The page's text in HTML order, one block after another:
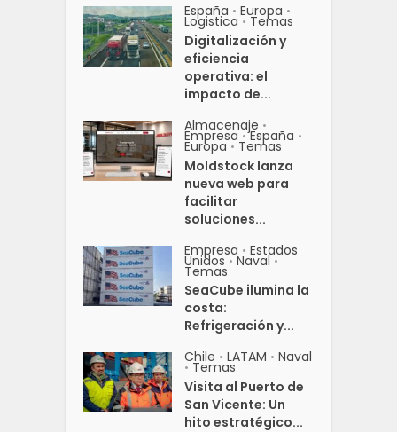
España • Europa •
Logistica • Temas
Digitalización y
eficiencia
operativa: el
impacto de...
Almacenaje •
Empresa • España •
Europa • Temas
Moldstock lanza
nueva web para
facilitar
soluciones...
Empresa • Estados
Unidos • Naval •
Temas
SeaCube ilumina la
costa:
Refrigeración y...
Chile • LATAM • Naval
• Temas
Visita al Puerto de
San Vicente: Un
hito estratégico...